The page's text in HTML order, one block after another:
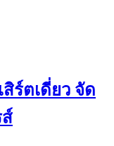
ร์ตเดี่ยว จัด